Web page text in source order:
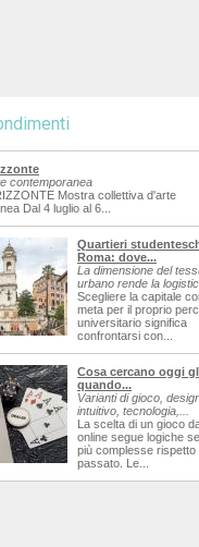
contemporanea
Mostra collettiva d'arte
Dal 4 luglio al 6...
Quartieri
Roma: dove...
La dimensione del
urbano rende la
Scegliere la capitale
meta per il proprio
universitario significa
confrontarsi con...
Cosa cercano oggi
quando...
Varianti di gioco,
intuitivo, tecnologia,...
La scelta di un gioco
online segue logiche
più complesse rispetto
passato. Le...